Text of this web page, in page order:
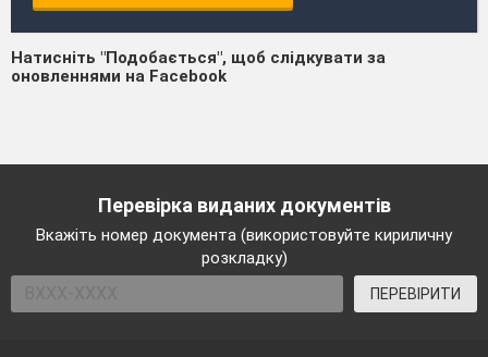
Натисніть "Подобається", щоб слідкувати за
оновленнями на Facebook
Перевірка виданих документів
Вкажіть номер документа (використовуйте кириличну
розкладку)
ПЕРЕВІРИТИ